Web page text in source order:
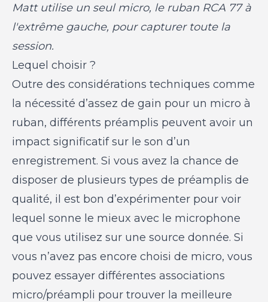
Matt utilise un seul micro, le ruban RCA 77 à
l'extrême gauche, pour capturer toute la
session.
Lequel choisir ?
Outre des considérations techniques comme
la nécessité d’assez de gain pour un micro à
ruban, différents préamplis peuvent avoir un
impact significatif sur le son d’un
enregistrement. Si vous avez la chance de
disposer de plusieurs types de préamplis de
qualité, il est bon d’expérimenter pour voir
lequel sonne le mieux avec le microphone
que vous utilisez sur une source donnée. Si
vous n’avez pas encore choisi de micro, vous
pouvez essayer différentes associations
micro/préampli pour trouver la meilleure